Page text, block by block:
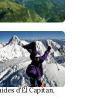
d'El Capitan,